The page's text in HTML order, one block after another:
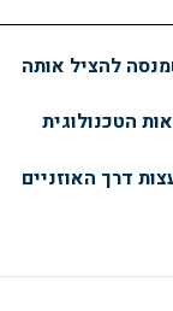
להציל אותה
הטכנולוגית
דרך האוזניים